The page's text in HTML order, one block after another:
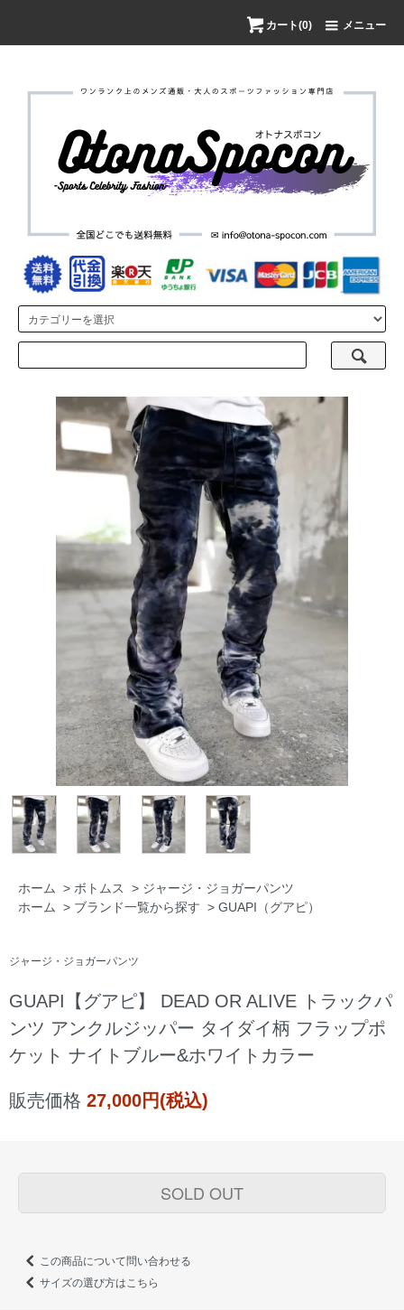
カート(0) メニュー
ホーム > ボトムス > ジャージ・ジョガーパンツ
ホーム
> ブランド一覧から探す > GUAPI（グアピ）
ジャージ・ジョガーパンツ
GUAPI【グアピ】 DEAD OR ALIVE トラックパ
ンツ アンクルジッパー タイダイ柄 フラップポ
ケット ナイトブルー&ホワイトカラー
販売価格 27,000円(税込)
SOLD OUT
この商品について問い合わせる
サイズの選び方はこちら